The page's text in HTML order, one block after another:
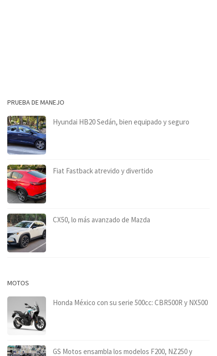
PRUEBA DE MANEJO
Hyundai HB20 Sedán, bien equipado y seguro
Fiat Fastback atrevido y divertido
CX50, lo más avanzado de Mazda
MOTOS
Honda México con su serie 500cc: CBR500R y NX500
GS Motos ensambla los modelos F200, NZ250 y